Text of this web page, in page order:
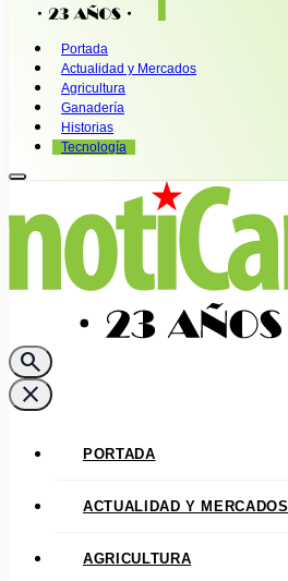
Portada
Actualidad y Mercados
Agricultura
Ganadería
Historias
Tecnología
search
close
PORTADA
ACTUALIDAD Y MERCADOS
AGRICULTURA